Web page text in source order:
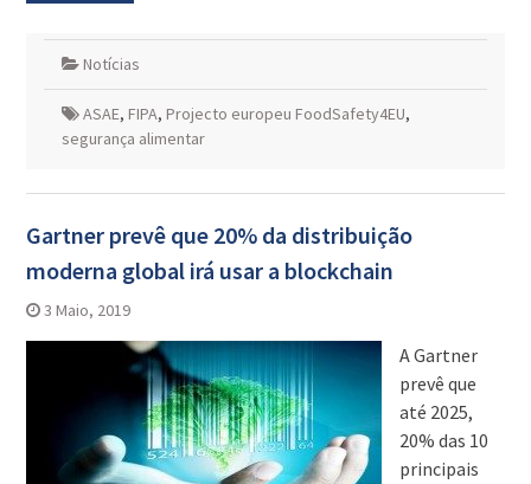
Notícias
ASAE, FIPA, Projecto europeu FoodSafety4EU,
segurança alimentar
Gartner prevê que 20% da distribuição
moderna global irá usar a blockchain
3 Maio, 2019
A Gartner
prevê que
até 2025,
20% das 10
principais